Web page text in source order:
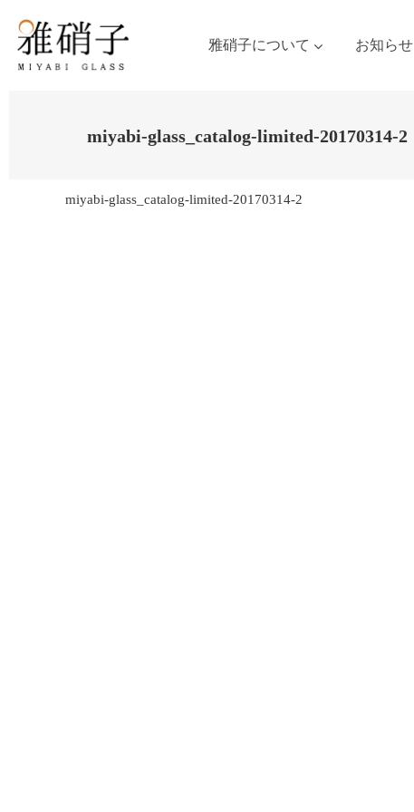
雅硝子について お知らせ
miyabi-glass_catalog-limited-20170314-2
miyabi-glass_catalog-limited-20170314-2